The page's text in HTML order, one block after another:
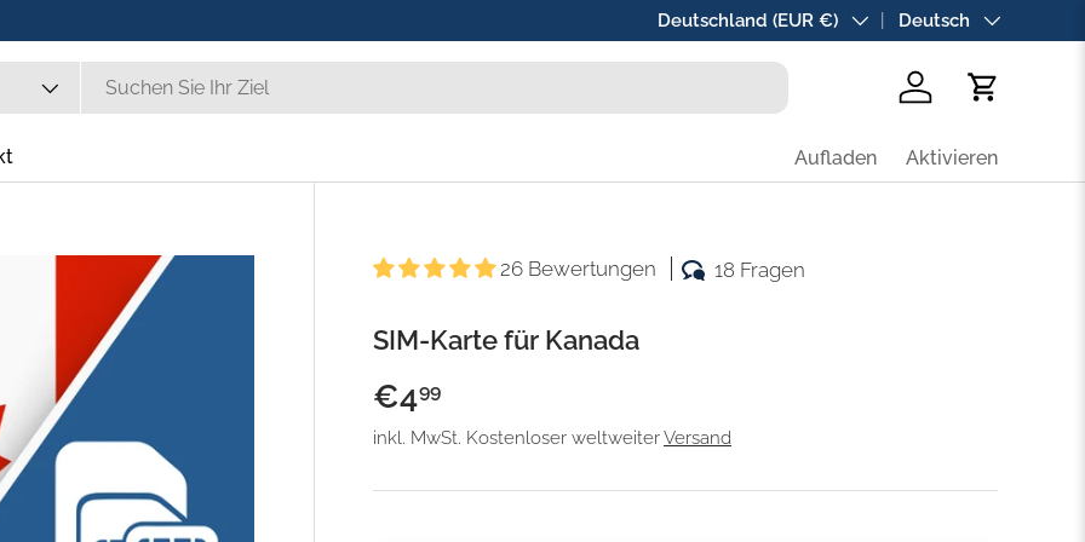
Land/Region
Deutschland (EUR €) SpracheDeutsch
Einloggen
Aufladen Aktivieren
26 Bewertungen 18 Fragen
SIM-Karte für Kanada
€499
inkl. MwSt. Kostenloser weltweiterVersand